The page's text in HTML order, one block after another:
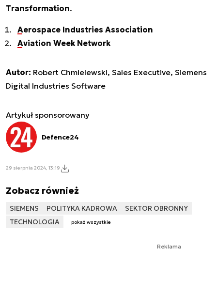
Transformation.
Aerospace Industries Association
Aviation Week Network
Autor: Robert Chmielewski, Sales Executive, Siemens
Digital Industries Software
Artykuł sponsorowany
Defence24
29 sierpnia 2024, 13:19
Zobacz również
SIEMENS POLITYKA KADROWA
SEKTOR OBRONNY
TECHNOLOGIA
pokaż wszystkie
Reklama